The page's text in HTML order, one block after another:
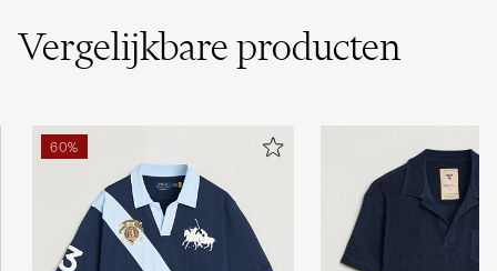
Vergelijkbareproducten
60%